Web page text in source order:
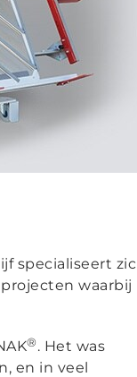
specialiseert
waarbij
®. Het was
en in veel